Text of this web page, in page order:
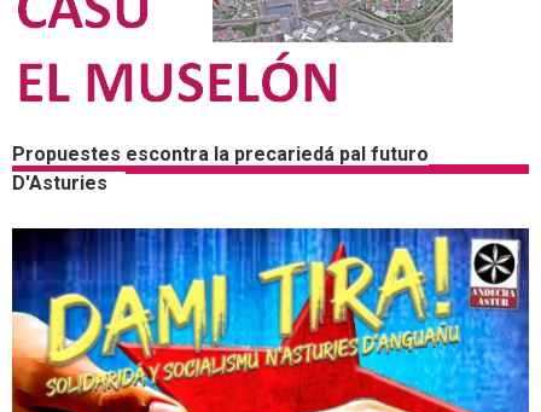
Propuestes escontra la precariedá pal futuro
D'Asturies